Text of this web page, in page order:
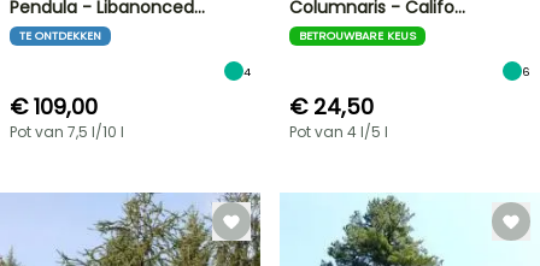
Pendula - Libanonced…
TE ONTDEKKEN
4
€ 109,00
Pot van 7,5 l/10 l
Columnaris - Califo…
BETROUWBARE KEUS
6
€ 24,50
Pot van 4 l/5 l